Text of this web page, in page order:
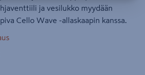
ja vesilukko myydään
Cello Wave -allaskaapin kanssa.